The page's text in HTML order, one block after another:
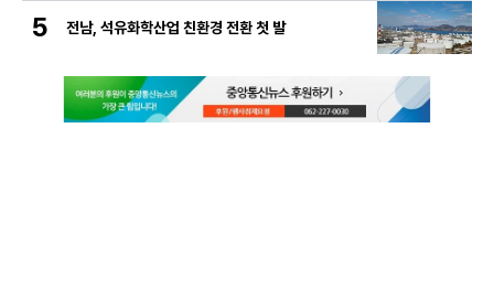
5 전남, 석유화학산업 친환경 전환 첫 발